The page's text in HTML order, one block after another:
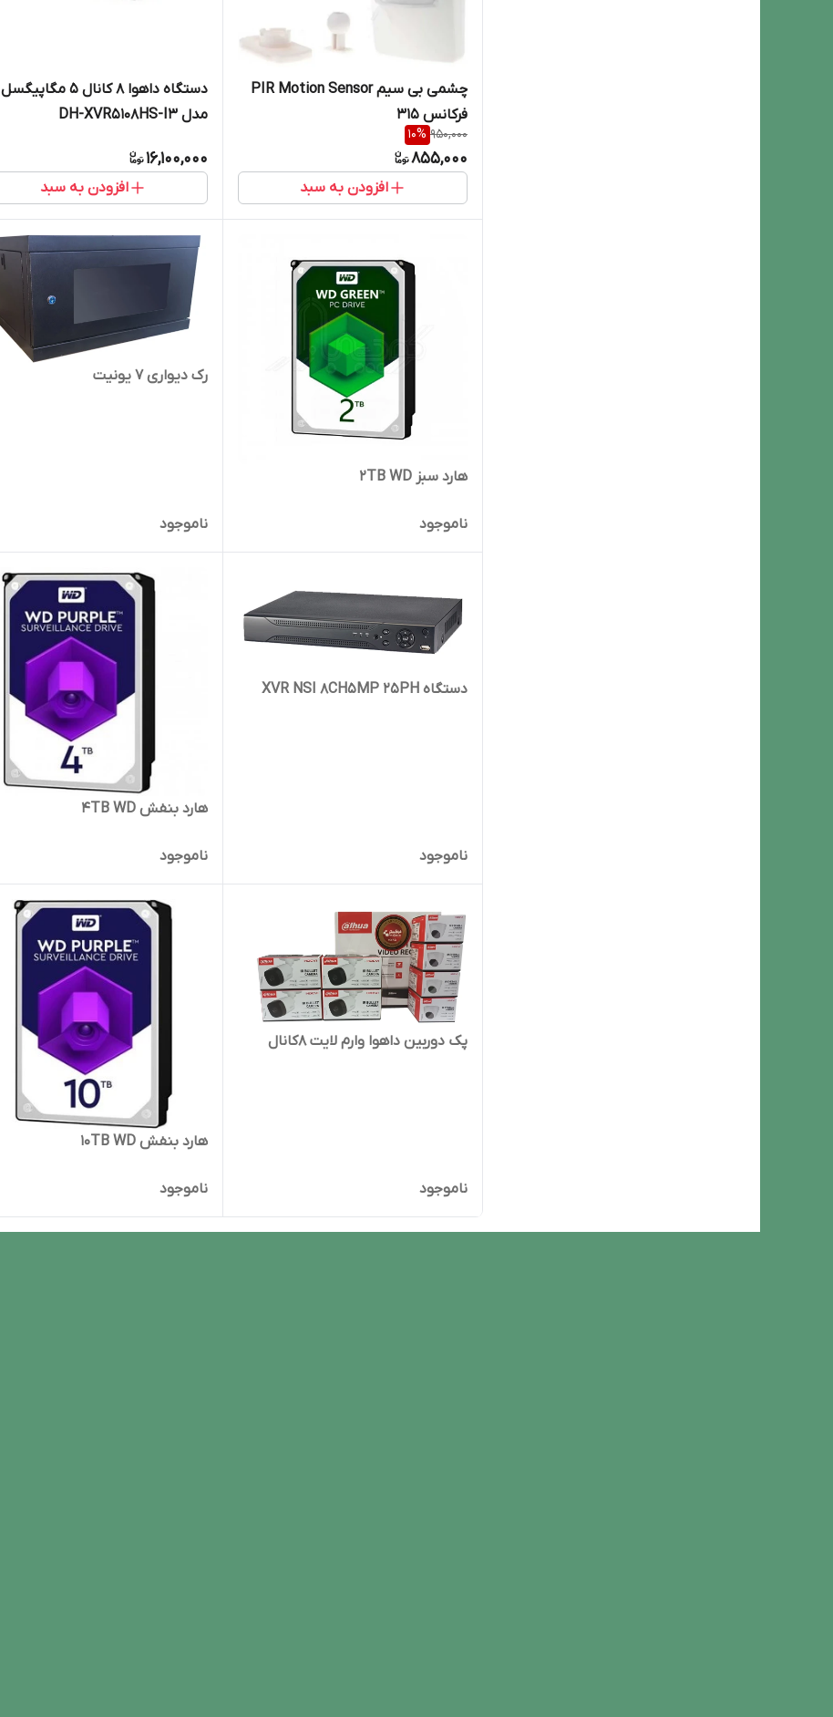
چشمی بی سیم PIR Motion Sensor
فرکانس 315
950,000
10%
855,000
افزودن به سبد
دستگاه داهوا 8 کانال 5 مگاپیگسل
مدل DH-XVR5108HS-I3
16,100,000
افزودن به سبد
هارد سبز 2TB WD
ناموجود
رک دیواری 7 یونیت
ناموجود
دستگاه XVR NSI 8CH5MP 25PH
ناموجود
هارد بنفش 4TB WD
ناموجود
پک دوربین داهوا وارم لایت 8کانال
ناموجود
هارد بنفش 10TB WD
ناموجود